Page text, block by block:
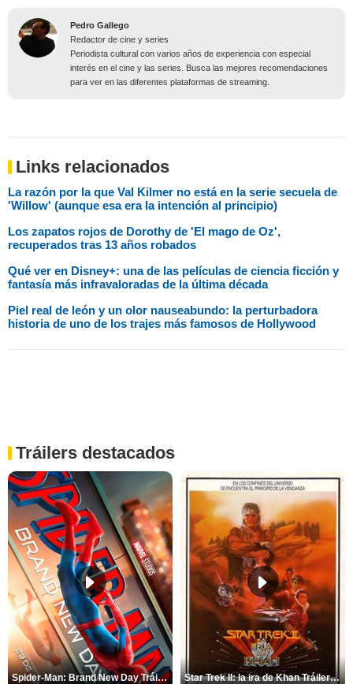
Pedro Gallego
Redactor de cine y series
Periodista cultural con varios años de experiencia con especial
interés en el cine y las series. Busca las mejores recomendaciones
para ver en las diferentes plataformas de streaming.
Links relacionados
La razón por la que Val Kilmer no está en la serie secuela de
'Willow' (aunque esa era la intención al principio)
Los zapatos rojos de Dorothy de 'El mago de Oz',
recuperados tras 13 años robados
Qué ver en Disney+: una de las películas de ciencia ficción y
fantasía más infravaloradas de la última década
Piel real de león y un olor nauseabundo: la perturbadora
historia de uno de los trajes más famosos de Hollywood
Tráilers destacados
Spider-Man: Brand New Day Tráiler (3) Star Trek II: la ira de Khan Tráiler VO